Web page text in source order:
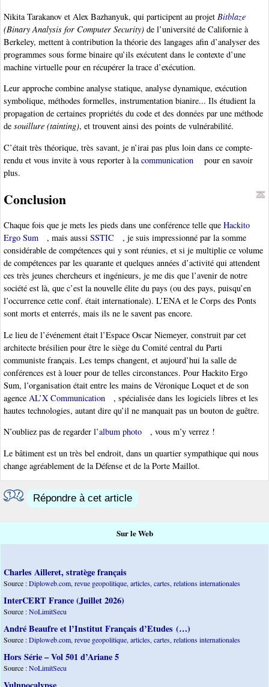
Nikita Tarakanov et Alex Bazhanyuk, qui participent au projet Bitblaze
(Binary Analysis for Computer Security) de l’université de Californie à
Berkeley, mettent à contribution la théorie des langages afin d’analyser des
programmes sous forme binaire qu’ils exécutent dans le contexte d’une
machine virtuelle pour en récupérer la trace d’exécution.
Leur approche combine analyse statique, analyse dynamique, exécution
symbolique, méthodes formelles, instrumentation bianire... Ils étudient la
propagation de certaines propriétés du code et des données par une méthode
de souillure (tainting), et trouvent ainsi des points de vulnérabilité.
C’était très théorique, très savant, je n’irai pas plus loin dans ce compte-
rendu et vous invite à vous reporter à la communication
pour en savoir
plus.
Conclusion
Chaque fois que je mets les pieds dans une conférence telle que Hackito
Ergo Sum
, mais aussi SSTIC
, je suis impressionné par la somme
considérable de compétences qui y sont réunies, et si je multiplie ce volume
de compétences par les quarante et quelques années d’activité qui attendent
ces très jeunes chercheurs et ingénieurs, je me dis que l’avenir de notre
société est là, que c’est la nouvelle élite du pays (ou des pays, puisqu’en
l’occurrence cette conf. était internationale). L’ENA et le Corps des Ponts
sont morts et enterrés, mais ils ne le savent pas encore.
Le lieu de l’événement était l’Espace Oscar Niemeyer, construit par cet
architecte brésilien pour être le siège du Comité central du Parti
communiste français. Les temps changent, et aujourd’hui la salle de
conférences est à louer pour de telles circonstances. Pour Hackito Ergo
Sum, l’organisation était entre les mains de Véronique Loquet et de son
agence AL’X Communication
, spécialisée dans les logiciels libres et les
hautes technologies, autant dire qu’il ne manquait pas un bouton de guêtre.
N’oubliez pas de regarder l’album photo
, vous m’y verrez !
Le bâtiment est un très bel endroit, dans un quartier sympathique qui nous
change agréablement de la Défense et de la Porte Maillot.
Répondre à cet article
Sur le Web
Charles Ailleret, stratège français
Source :Diploweb.com, revue geopolitique, articles, cartes, relations internationales
InterCERT France (Juillet 2026)
Source :NoLimitSecu
André Beaufre et l’Institut Français d’Etudes (…)
Source :Diploweb.com, revue geopolitique, articles, cartes, relations internationales
Hors Série – Vol 501 d’Ariane 5
Source :NoLimitSecu